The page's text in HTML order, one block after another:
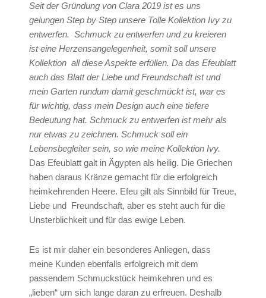
Seit der Gründung von Clara 2019 ist es uns
gelungen Step by Step unsere Tolle Kollektion Ivy zu
entwerfen. Schmuck zu entwerfen und zu kreieren
ist eine Herzensangelegenheit, somit soll unsere
Kollektion all diese Aspekte erfüllen. Da das Efeublatt
auch das Blatt der Liebe und Freundschaft ist und
mein Garten rundum damit geschmückt ist, war es
für wichtig, dass mein Design auch eine tiefere
Bedeutung hat. Schmuck zu entwerfen ist mehr als
nur etwas zu zeichnen. Schmuck soll ein
Lebensbegleiter sein, so wie meine Kollektion Ivy.
Das Efeublatt galt in Ägypten als heilig. Die Griechen
haben daraus Kränze gemacht für die erfolgreich
heimkehrenden Heere. Efeu gilt als Sinnbild für Treue,
Liebe und Freundschaft, aber es steht auch für die
Unsterblichkeit und für das ewige Leben.
Es ist mir daher ein besonderes Anliegen, dass
meine Kunden ebenfalls erfolgreich mit dem
passendem Schmuckstück heimkehren und es
„lieben“ um sich lange daran zu erfreuen. Deshalb